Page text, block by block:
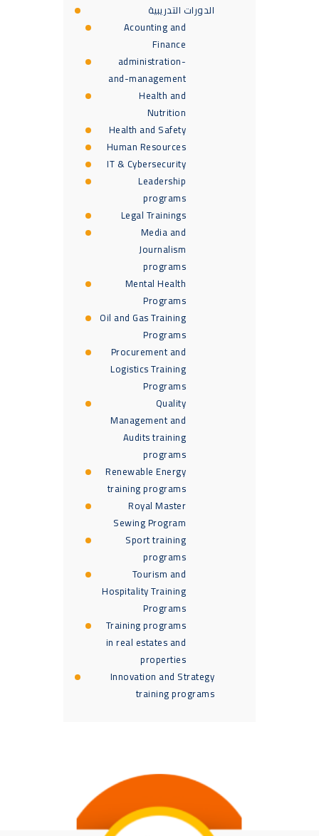
الدورات التدريبية
Acounting and
Finance
administration-
and-management
Health and
Nutrition
Health and Safety
Human Resources
IT & Cybersecurity
Leadership
programs
Legal Trainings
Media and
Journalism
programs
Mental Health
Programs
Oil and Gas Training
Programs
Procurement and
Logistics Training
Programs
Quality
Management and
Audits training
programs
Renewable Energy
training programs
Royal Master
Sewing Program
Sport training
programs
Tourism and
Hospitality Training
Programs
Training programs
in real estates and
properties
Innovation and Strategy
training programs